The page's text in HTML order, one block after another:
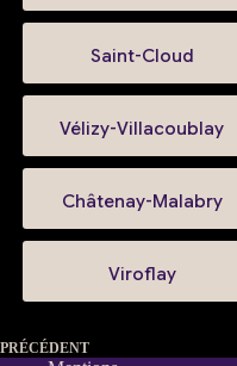
Saint-Cloud
Vélizy-Villacoublay
Châtenay-Malabry
Viroflay
PRÉCÉDENT